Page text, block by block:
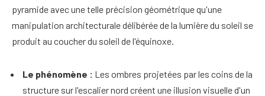
pyramide avec une telle précision géométrique qu'une
manipulation architecturale délibérée de la lumière du soleil se
produit au coucher du soleil de l'équinoxe.
Le phénomène : Les ombres projetées par les coins de la
structure sur l'escalier nord créent une illusion visuelle d'un